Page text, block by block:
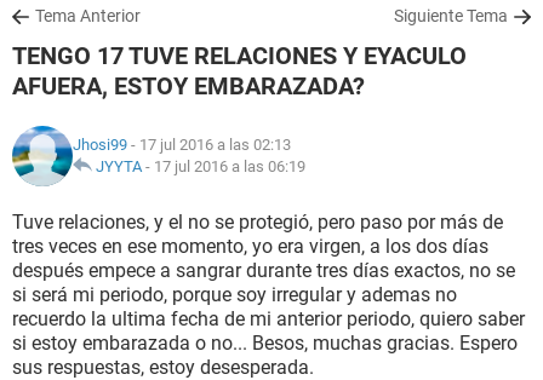
SALUD
FAMILIA
NUTRICIÓN
SEXUALIDAD
GLOSARIO
Tema Anterior Siguiente Tema
TENGO 17 TUVE RELACIONES Y EYACULO
AFUERA, ESTOY EMBARAZADA?
Jhosi99 - 17 jul 2016 a las 02:13
JYYTA- 17 jul 2016 a las 06:19
Tuve relaciones, y el no se protegió, pero paso por más de
tres veces en ese momento, yo era virgen, a los dos días
después empece a sangrar durante tres días exactos, no se
si será mi periodo, porque soy irregular y ademas no
recuerdo la ultima fecha de mi anterior periodo, quiero saber
si estoy embarazada o no... Besos, muchas gracias. Espero
sus respuestas, estoy desesperada.